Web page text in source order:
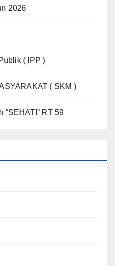
2026
( IPP )
( SKM )
“SEHATI” RT 59